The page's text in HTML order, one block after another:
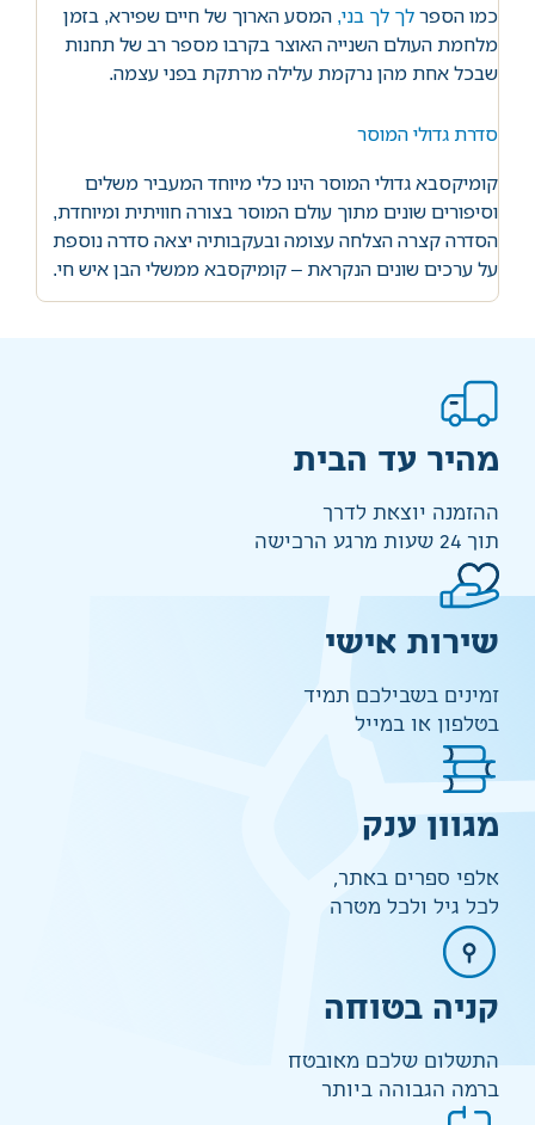
כמו הספרלך לך בני, המסע הארוך של חיים שפירא, בזמן
מלחמת העולם השנייה האוצר בקרבו מספר רב של תחנות
שבכל אחת מהן נרקמת עלילה מרתקת בפני עצמה.
סדרת גדולי המוסר
קומיקסבא גדולי המוסר הינו כלי מיוחד המעביר משלים
וסיפורים שונים מתוך עולם המוסר בצורה חוויתית ומיוחדת,
הסדרה קצרה הצלחה עצומה ובעקבותיה יצאה סדרה נוספת
על ערכים שונים הנקראת – קומיקסבא ממשלי הבן איש חי.
מהיר עד הבית
ההזמנה יוצאת לדרך
תוך 24 שעות מרגע הרכישה
שירות אישי
זמינים בשבילכם תמיד
בטלפון או במייל
מגוון ענק
אלפי ספרים באתר,
לכל גיל ולכל מטרה
קניה בטוחה
התשלום שלכם מאובטח
ברמה הגבוהה ביותר